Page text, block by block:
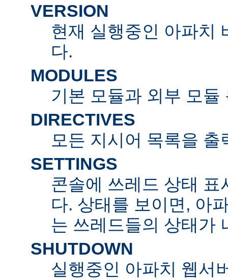
VERSION
현재 실행중인 아파치
다.
MODULES
기본 모듈과 외부 모듈
DIRECTIVES
모든 지시어 목록을 출
SETTINGS
콘솔에 쓰레드 상태 표
다. 상태를 보이면, 아
는 쓰레드들의 상태가
SHUTDOWN
실행중인 아파치 웹서